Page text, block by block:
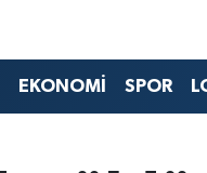
EKONOMİ SPOR